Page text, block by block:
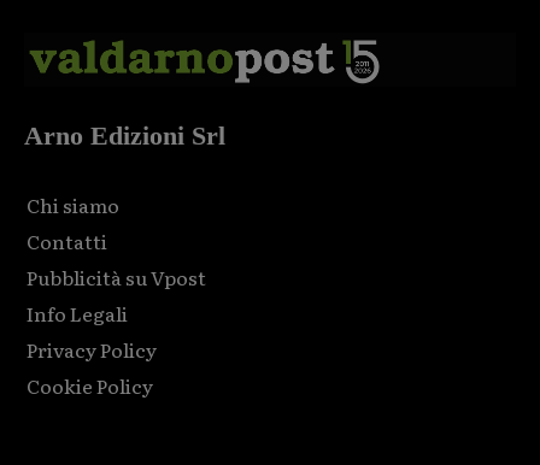
Arno Edizioni Srl
Chi siamo
Contatti
Pubblicità su Vpost
Info Legali
Privacy Policy
Cookie Policy